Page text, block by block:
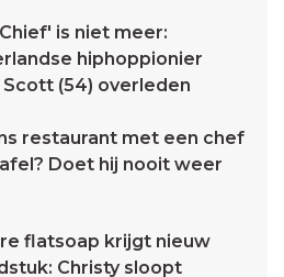
is niet meer:
hiphoppionier
Scott (54) overleden
restaurant met een chef
Doet hij nooit weer
flatsoap krijgt nieuw
Christy sloopt